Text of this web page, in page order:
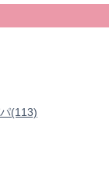
(113)